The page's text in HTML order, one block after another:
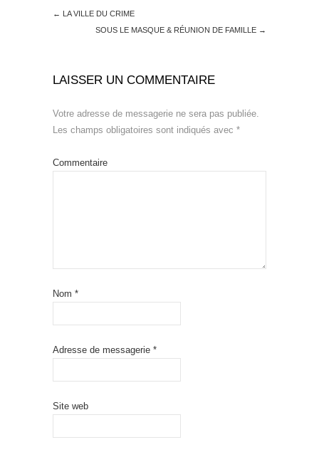
← LA VILLE DU CRIME
SOUS LE MASQUE & RÉUNION DE FAMILLE →
LAISSER UN COMMENTAIRE
Votre adresse de messagerie ne sera pas publiée.
Les champs obligatoires sont indiqués avec *
Commentaire
Nom *
Adresse de messagerie *
Site web